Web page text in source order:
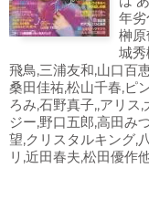
年劣
榊
城
飛鳥,三浦友和,山口百
桑田佳祐,松山千春,ピ
ろみ,石野真子,,アリス
ジー,野口五郎,高田み
望,クリスタルキング,
リ,近田春夫,松田優作